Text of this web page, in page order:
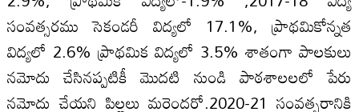
సంవత్సరము సెకండరీ విద్యలో 17.1%, ప్రాథమికోన్నత
విద్యలో 2.6% ప్రాథమిక విద్యలో 3.5% శాతంగా పాలకులు
నమోదు చేసినప్పటికీ మొదటి నుండి పాఠశాలలలో పేరు
నమోదు చేయని పిల్లలు మరెందరో.2020-21 సంవత్సరానికి